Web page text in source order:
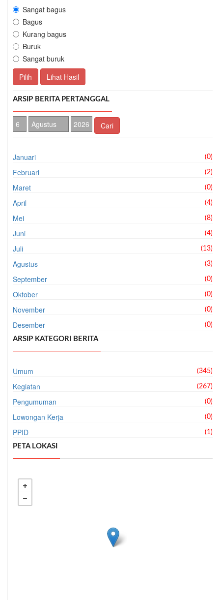
Sangat bagus
Bagus
Kurang bagus
Buruk
Sangat buruk
Pilih
Lihat Hasil
ARSIP BERITA PERTANGGAL
Cari
Januari (0)
Februari (2)
Maret (0)
April (4)
Mei (8)
Juni (4)
Juli (13)
Agustus (3)
September (0)
Oktober (0)
November (0)
Desember (0)
ARSIP KATEGORI BERITA
Umum (345)
Kegiatan (267)
Pengumuman (0)
Lowongan Kerja (0)
PPID (1)
PETA LOKASI